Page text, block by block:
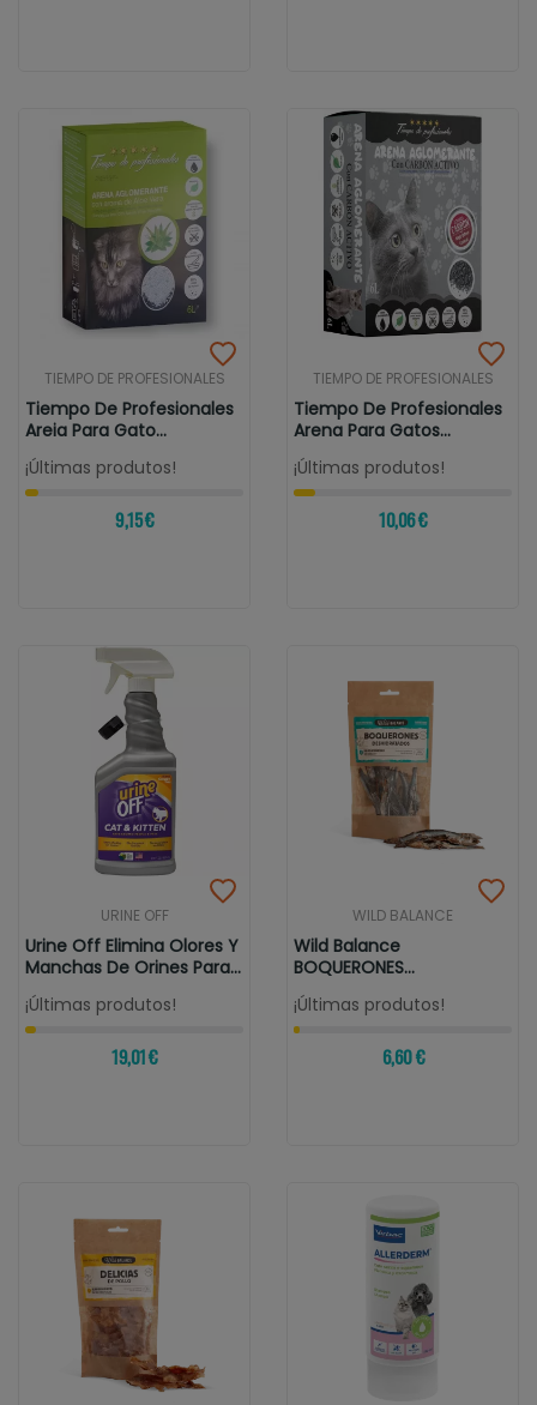
TIEMPO DE PROFESIONALES
Tiempo De Profesionales
Areia Para Gato
Aglomerante...
¡Últimas produtos!
9,15 €
TIEMPO DE PROFESIONALES
Tiempo De Profesionales
Arena Para Gatos
Aglomerante...
¡Últimas produtos!
10,06 €
URINE OFF
Urine Off Elimina Olores Y
Manchas De Orines Para...
¡Últimas produtos!
19,01 €
WILD BALANCE
Wild Balance
BOQUERONES
DESHIDRATADOS Snack
Para...
¡Últimas produtos!
6,60 €